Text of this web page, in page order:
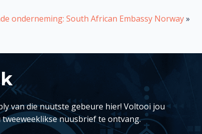
onderneming: South African Embassy Norway»
van die nuutste gebeure hier! Voltooi jou
nuusbrief te ontvang.